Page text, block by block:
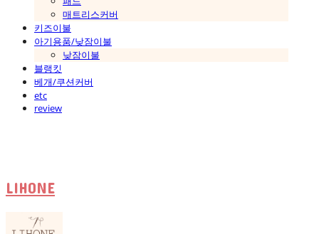
매트리스커버
키즈이불
아기용품/낮잠이불
낮잠이불
블랭킷
베개/쿠션커버
etc
review
LIHONE